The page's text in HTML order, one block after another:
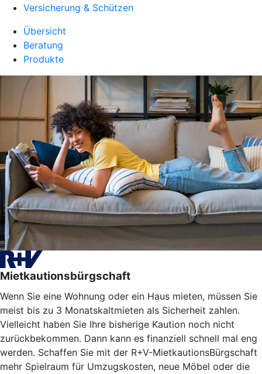
Versicherung & Schützen
Übersicht
Beratung
Produkte
Mietkautionsbürgschaft
Wenn Sie eine Wohnung oder ein Haus mieten, müssen Sie
meist bis zu 3 Monatskaltmieten als Sicherheit zahlen.
Vielleicht haben Sie Ihre bisherige Kaution noch nicht
zurückbekommen. Dann kann es finanziell schnell mal eng
werden. Schaffen Sie mit der R+V-MietkautionsBürgschaft
mehr Spielraum für Umzugskosten, neue Möbel oder die